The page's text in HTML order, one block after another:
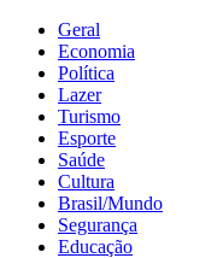
Geral
Economia
Política
Lazer
Turismo
Esporte
Saúde
Cultura
Brasil/Mundo
Segurança
Educação